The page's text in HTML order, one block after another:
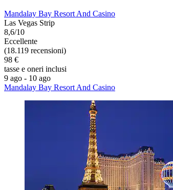
Mandalay Bay Resort And Casino
Las Vegas Strip
8,6/10
Eccellente
(18.119 recensioni)
98 €
tasse e oneri inclusi
9 ago - 10 ago
Mandalay Bay Resort And Casino